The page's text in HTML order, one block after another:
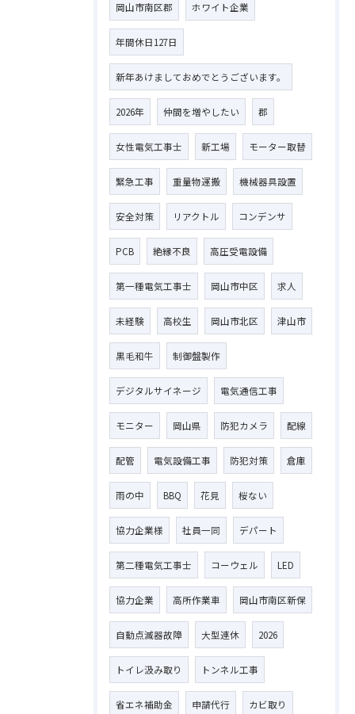
岡山市南区郡 ホワイト企業
年間休日127日
新年あけましておめでとうございます。
2026年 仲間を増やしたい 郡
女性電気工事士 新工場 モーター取替
緊急工事 重量物運搬 機械器具設置
安全対策 リアクトル コンデンサ
PCB 絶縁不良 高圧受電設備
第一種電気工事士 岡山市中区 求人
未経験 高校生 岡山市北区 津山市
黒毛和牛 制御盤製作
デジタルサイネージ 電気通信工事
モニター 岡山県 防犯カメラ 配線
配管 電気設備工事 防犯対策 倉庫
雨の中 BBQ 花見 桜ない
協力企業様 社員一同 デパート
第二種電気工事士 コーウェル LED
協力企業 高所作業車 岡山市南区新保
自動点滅器故障 大型連休 2026
トイレ汲み取り トンネル工事
省エネ補助金 申請代行 カビ取り
お問い合わせはこちら